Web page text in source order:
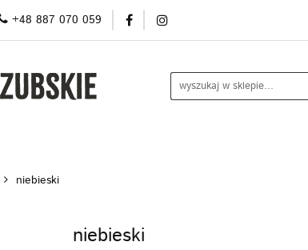
+48 887 070 059
Produkty Promocje/ outlet
Blog Do pobrania
niebieski
niebieski